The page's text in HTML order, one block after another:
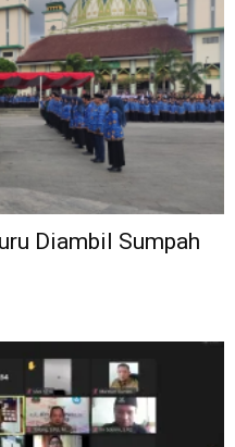
Diambil Sumpah